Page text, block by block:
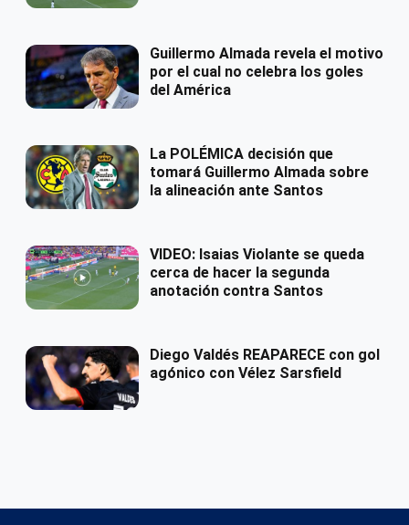
Guillermo Almada revela el motivo
por el cual no celebra los goles
del América
La POLÉMICA decisión que
tomará Guillermo Almada sobre
la alineación ante Santos
VIDEO: Isaias Violante se queda
cerca de hacer la segunda
anotación contra Santos
Diego Valdés REAPARECE con gol
agónico con Vélez Sarsfield